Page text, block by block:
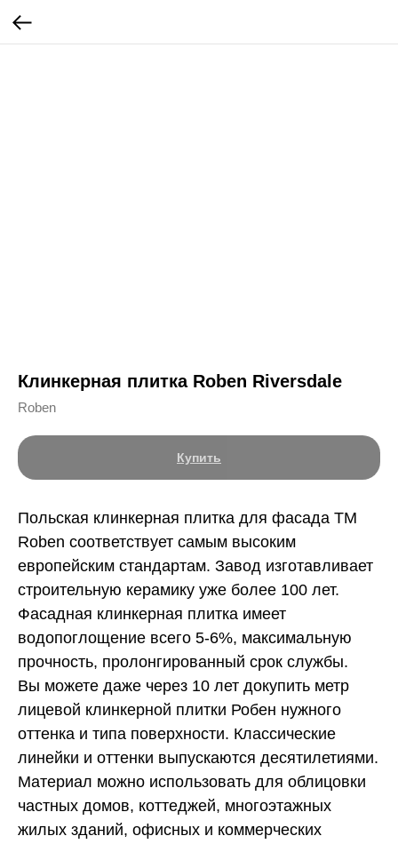
Клинкерная плитка Roben Riversdale
Roben
Купить
Польская клинкерная плитка для фасада ТМ
Roben соответствует самым высоким
европейским стандартам. Завод изготавливает
строительную керамику уже более 100 лет.
Фасадная клинкерная плитка имеет
водопоглощение всего 5-6%, максимальную
прочность, пролонгированный срок службы.
Вы можете даже через 10 лет докупить метр
лицевой клинкерной плитки Робен нужного
оттенка и типа поверхности. Классические
линейки и оттенки выпускаются десятилетиями.
Материал можно использовать для облицовки
частных домов, коттеджей, многоэтажных
жилых зданий, офисных и коммерческих